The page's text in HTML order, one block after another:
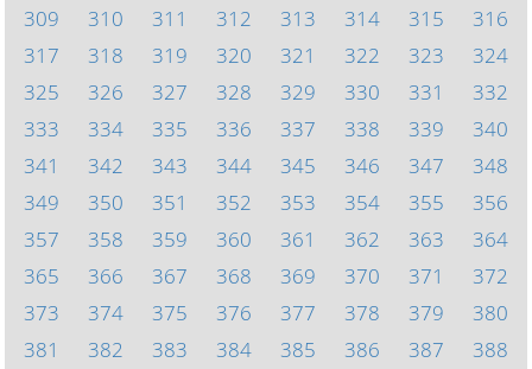
309
310 311 312 313 314 315
316
317
318 319 320 321 322 323
324
325
326 327 328 329 330 331
332
333
334 335 336 337 338 339
340
341
342 343 344 345 346 347
348
349
350 351 352 353 354 355
356
357
358 359 360 361 362 363
364
365
366 367 368 369 370 371
372
373
374 375 376 377 378 379
380
381
382 383 384 385 386 387 388